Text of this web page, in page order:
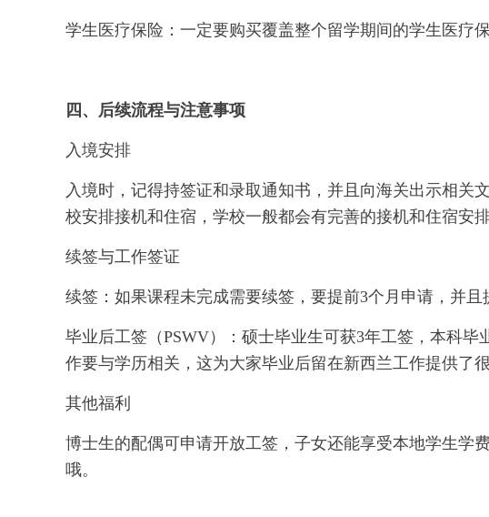
学生医疗保险：一定要购买覆盖整个留学期间的学生医疗
四、后续流程与注意事项
入境安排
入境时，记得持签证和录取通知书，并且向海关出示相关
校安排接机和住宿，学校一般都会有完善的接机和住宿安
续签与工作签证
续签：如果课程未完成需要续签，要提前3个月申请，并且
毕业后工签（PSWV）：硕士毕业生可获3年工签，本科
作要与学历相关，这为大家毕业后留在新西兰工作提供了很
其他福利
博士生的配偶可申请开放工签，子女还能享受本地学生学
哦。